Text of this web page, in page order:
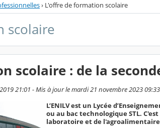
› L'offre de formation scolaire
scolaire
scolaire : de la
21:01 - Mis à jour le mardi 21 novembre 2023 09:33
L’ENILV est un Lycée
ou au bac technologique STL.
laboratoire et de